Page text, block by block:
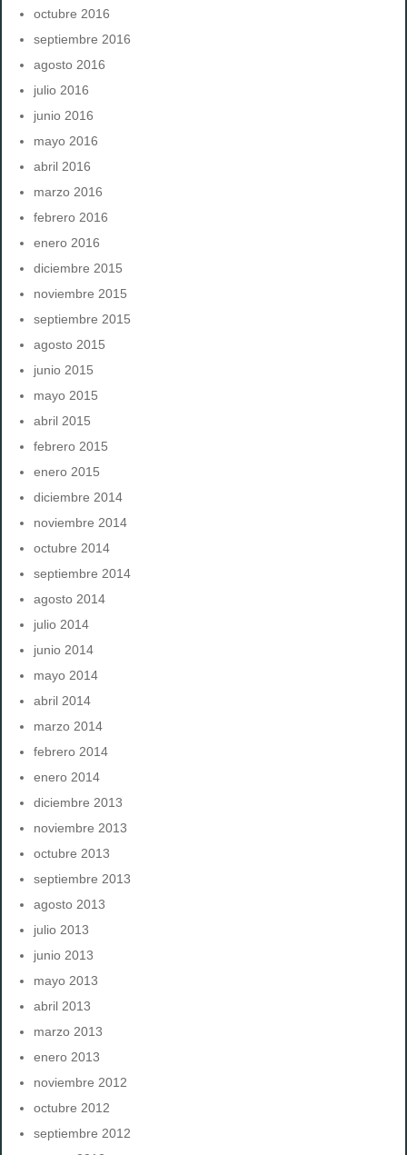
octubre 2016
septiembre 2016
agosto 2016
julio 2016
junio 2016
mayo 2016
abril 2016
marzo 2016
febrero 2016
enero 2016
diciembre 2015
noviembre 2015
septiembre 2015
agosto 2015
junio 2015
mayo 2015
abril 2015
febrero 2015
enero 2015
diciembre 2014
noviembre 2014
octubre 2014
septiembre 2014
agosto 2014
julio 2014
junio 2014
mayo 2014
abril 2014
marzo 2014
febrero 2014
enero 2014
diciembre 2013
noviembre 2013
octubre 2013
septiembre 2013
agosto 2013
julio 2013
junio 2013
mayo 2013
abril 2013
marzo 2013
enero 2013
noviembre 2012
octubre 2012
septiembre 2012